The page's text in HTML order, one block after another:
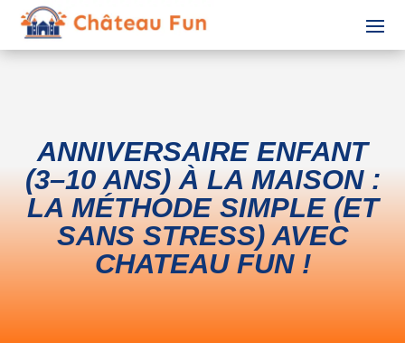
ANNIVERSAIRE ENFANT
(3–10 ANS) À LA MAISON :
LA MÉTHODE SIMPLE (ET
SANS STRESS) AVEC
CHATEAU FUN !